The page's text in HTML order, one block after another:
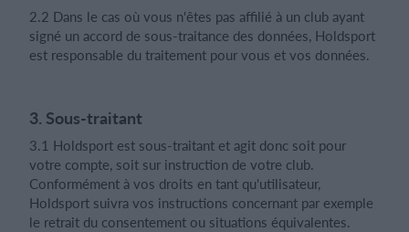
2.2 Dans le cas où vous n'êtes pas affilié à un club ayant
signé un accord de sous-traitance des données, Holdsport
est responsable du traitement pour vous et vos données.
3. Sous-traitant
3.1 Holdsport est sous-traitant et agit donc soit pour
votre compte, soit sur instruction de votre club.
Conformément à vos droits en tant qu'utilisateur,
Holdsport suivra vos instructions concernant par exemple
le retrait du consentement ou situations équivalentes.